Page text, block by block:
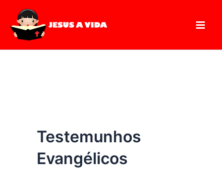
para
conteúdo
Testemunhos
Evangélicos